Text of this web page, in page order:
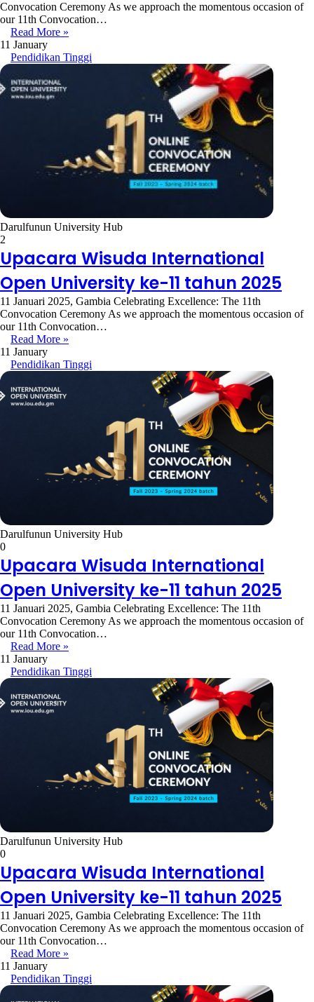
Convocation Ceremony As we approach the momentous occasion of
our 11th Convocation…
Read More »
11 January
Pendidikan Tinggi
Darulfunun University Hub
2
Upacara Wisuda International
Open University ke-11 tahun 2025
11 Januari 2025, Gambia Celebrating Excellence: The 11th
Convocation Ceremony As we approach the momentous occasion of
our 11th Convocation…
Read More »
11 January
Pendidikan Tinggi
Darulfunun University Hub
0
Upacara Wisuda International
Open University ke-11 tahun 2025
11 Januari 2025, Gambia Celebrating Excellence: The 11th
Convocation Ceremony As we approach the momentous occasion of
our 11th Convocation…
Read More »
11 January
Pendidikan Tinggi
Darulfunun University Hub
0
Upacara Wisuda International
Open University ke-11 tahun 2025
11 Januari 2025, Gambia Celebrating Excellence: The 11th
Convocation Ceremony As we approach the momentous occasion of
our 11th Convocation…
Read More »
11 January
Pendidikan Tinggi